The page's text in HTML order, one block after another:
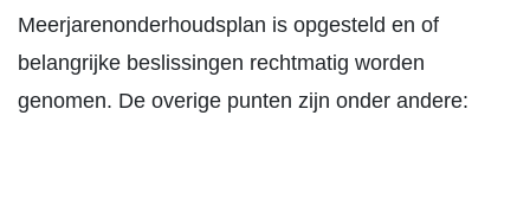
Meerjarenonderhoudsplan is opgesteld en of
belangrijke beslissingen rechtmatig worden
genomen. De overige punten zijn onder andere: